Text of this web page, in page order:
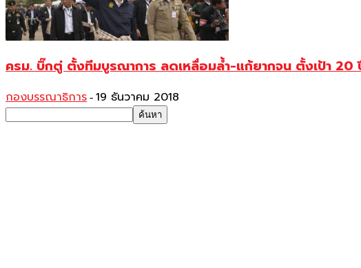
ครม. บิ๊กตู่ ตั้งทีมบูรณาการ ลดเหลื่อมล้ำ-แก้ยากจน ตั้งเป้า 20
กองบรรณาธิการ - 19 ธันวาคม 2018